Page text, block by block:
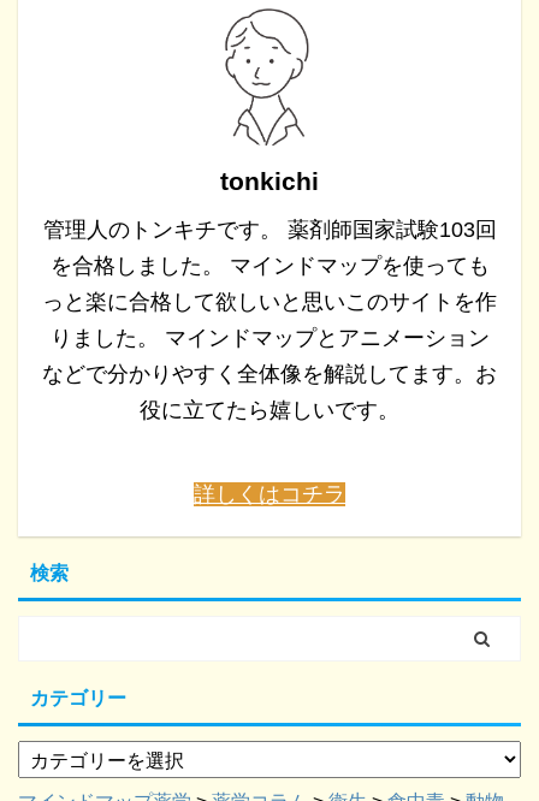
tonkichi
管理人のトンキチです。 薬剤師国家試験103回
を合格しました。 マインドマップを使っても
っと楽に合格して欲しいと思いこのサイトを作
りました。 マインドマップとアニメーション
などで分かりやすく全体像を解説してます。お
役に立てたら嬉しいです。
詳しくはコチラ
検索
カテゴリー